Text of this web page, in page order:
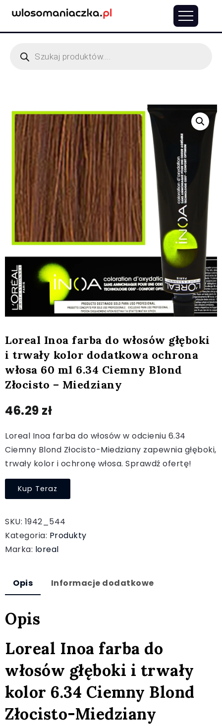
Loreal Inoa farba do włosów głęboki
i trwały kolor dodatkowa ochrona
włosa 60 ml 6.34 Ciemny Blond
Złocisto – Miedziany
46.29 zł
Loreal Inoa farba do włosów w odcieniu 6.34
Ciemny Blond Złocisto-Miedziany zapewnia głęboki,
trwały kolor i ochronę włosa. Sprawdź ofertę!
Kup Teraz
SKU: 1942_544
Kategoria: Produkty
Marka: loreal
Opis Informacje dodatkowe
Opis
Loreal Inoa farba do
włosów głęboki i trwały
kolor 6.34 Ciemny Blond
Złocisto-Miedziany